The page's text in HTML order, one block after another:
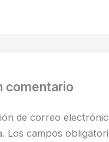
comentario
de correo
Los campos